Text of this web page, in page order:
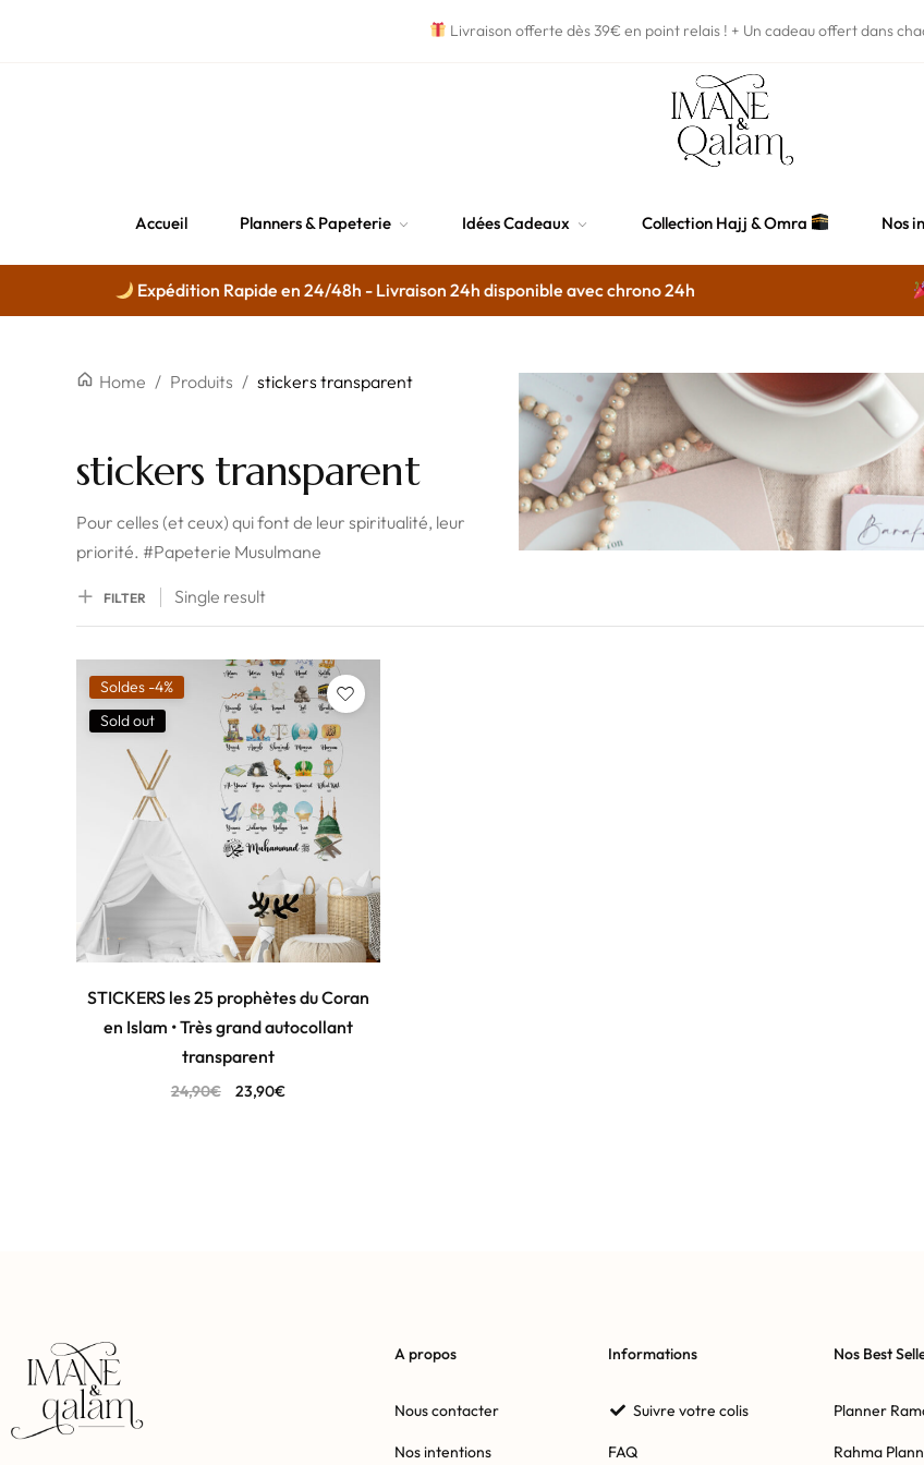
Livraison offerte dès 39€ en point relais ! + Un cadeau offert dans
Accueil Planners & Papeterie Idées Cadeaux Collection Hajj & Omra Nos
Expédition Rapide en 24/48h - Livraison 24h disponible avec chrono 24h -
Home / Produits / stickers transparent
stickers transparent
Pour celles (et ceux) qui font de leur spiritualité, leur
priorité. #Papeterie Musulmane
FILTER Single result
Soldes -4%
Sold out
STICKERS les 25 prophètes du Coran
en Islam • Très grand autocollant
transparent
24,90€ 23,90€
A propos
Nous contacter
Nos intentions
Informations
Suivre votre colis
FAQ
Nos Best
Planner
Rahma